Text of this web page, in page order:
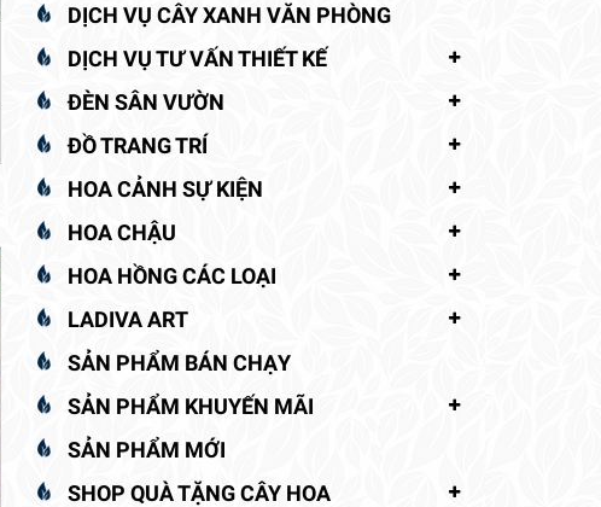
DỊCH VỤ CÂY XANH VĂN PHÒNG
DỊCH VỤ TƯ VẤN THIẾT KẾ
ĐÈN SÂN VƯỜN
ĐỒ TRANG TRÍ
HOA CẢNH SỰ KIỆN
HOA CHẬU
HOA HỒNG CÁC LOẠI
LADIVA ART
SẢN PHẨM BÁN CHẠY
SẢN PHẨM KHUYẾN MÃI
SẢN PHẨM MỚI
SHOP QUÀ TẶNG CÂY HOA